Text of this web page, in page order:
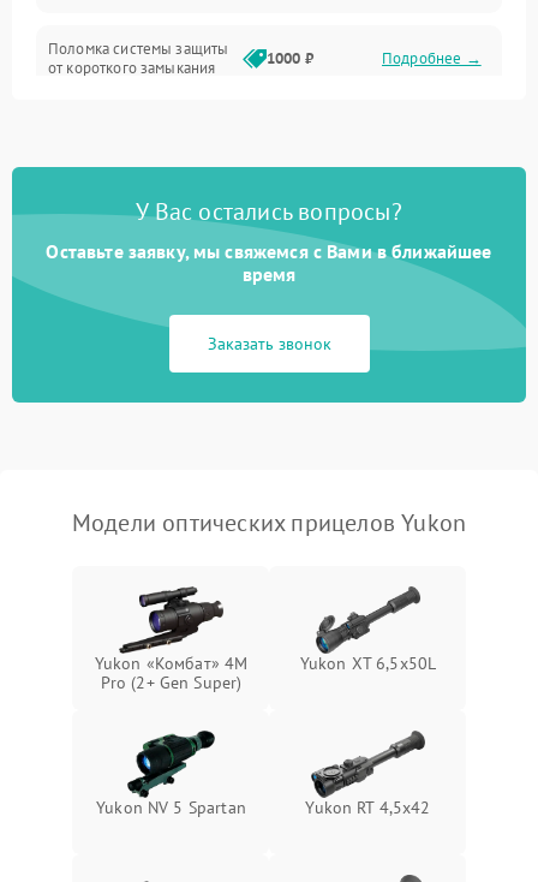
Корпус/Герметичность
Поломка системы защиты
от короткого замыкания
1000 ₽ Подробнее →
Неисправность системы
перенапряжения
1000 ₽ Подробнее →
Неисправность системы
защиты от замыкания
1000 ₽
защиты от перегрева
У Вас остались вопросы?
Оставьте заявку, мы свяжемся с Вами в ближайшее
время
Заказать звонок
Модели оптических прицелов Yukon
Yukon «Комбат» 4M
Pro (2+ Gen Super)
Yukon XT 6,5x50L
Yukon NV 5 Spartan Yukon RT 4,5х42